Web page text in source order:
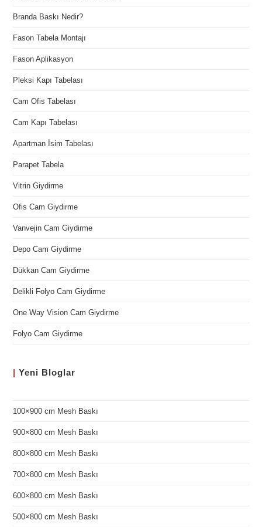
Branda Baskı Nedir?
Fason Tabela Montajı
Fason Aplikasyon
Pleksi Kapı Tabelası
Cam Ofis Tabelası
Cam Kapı Tabelası
Apartman İsim Tabelası
Parapet Tabela
Vitrin Giydirme
Ofis Cam Giydirme
Vanvejin Cam Giydirme
Depo Cam Giydirme
Dükkan Cam Giydirme
Delikli Folyo Cam Giydirme
One Way Vision Cam Giydirme
Folyo Cam Giydirme
| Yeni Bloglar
100×900 cm Mesh Baskı
900×800 cm Mesh Baskı
800×800 cm Mesh Baskı
700×800 cm Mesh Baskı
600×800 cm Mesh Baskı
500×800 cm Mesh Baskı